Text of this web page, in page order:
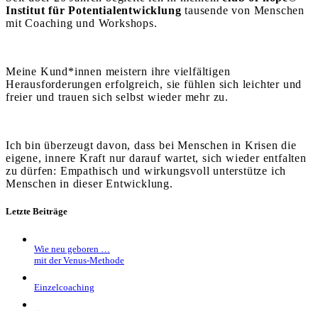
Institut für Potentialentwicklung tausende von Menschen
mit Coaching und Workshops.
Meine Kund*innen meistern ihre vielfältigen
Herausforderungen erfolgreich, sie fühlen sich leichter und
freier und trauen sich selbst wieder mehr zu.
Ich bin überzeugt davon, dass bei Menschen in Krisen die
eigene, innere Kraft nur darauf wartet, sich wieder entfalten
zu dürfen: Empathisch und wirkungsvoll unterstütze ich
Menschen in dieser Entwicklung.
Letzte Beiträge
Wie neu geboren …
mit der Venus-Methode
Einzelcoaching